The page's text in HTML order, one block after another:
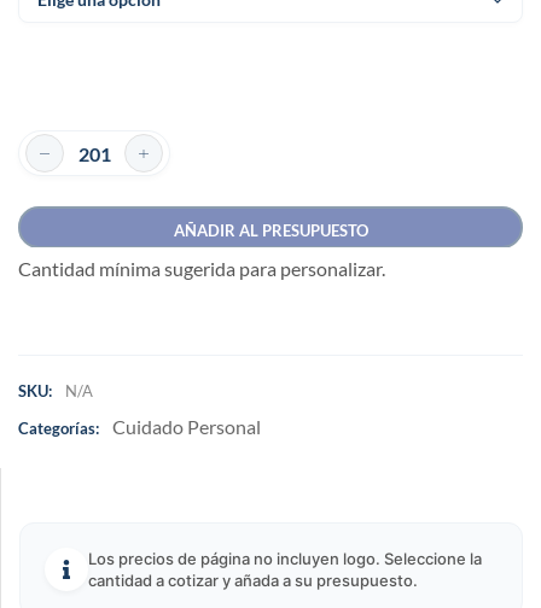
AÑADIR AL PRESUPUESTO
Cantidad mínima sugerida para personalizar.
SKU:
N/A
Categorías:
Cuidado Personal
Los precios de página no incluyen logo. Seleccione la
cantidad a cotizar y añada a su presupuesto.